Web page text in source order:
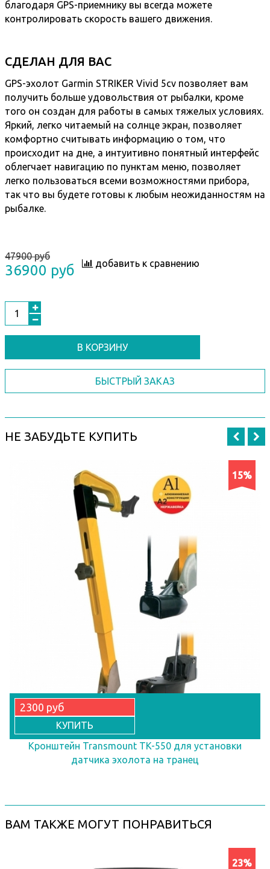
благодаря GPS-приемнику вы всегда можете
контролировать скорость вашего движения.
СДЕЛАН ДЛЯ ВАС
GPS-эхолот Garmin STRIKER Vivid 5cv позволяет вам
получить больше удовольствия от рыбалки, кроме
того он создан для работы в самых тяжелых условиях.
Яркий, легко читаемый на солнце экран, позволяет
комфортно считывать информацию о том, что
происходит на дне, а интуитивно понятный интерфейс
облегчает навигацию по пунктам меню, позволяет
легко пользоваться всеми возможностями прибора,
так что вы будете готовы к любым неожиданностям на
рыбалке.
47900 руб
36900 руб добавить к сравнению
В КОРЗИНУ
БЫСТРЫЙ ЗАКАЗ
НЕ ЗАБУДЬТЕ КУПИТЬ
15%
2300 руб
КУПИТЬ
Кронштейн Transmount TK-550 для установки
датчика эхолота на транец
ВАМ ТАКЖЕ МОГУТ ПОНРАВИТЬСЯ
23%